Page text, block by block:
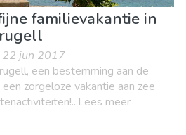
familievakantie in
22 jun 2017
een bestemming aan de
zorgeloze vakantie aan zee
meer